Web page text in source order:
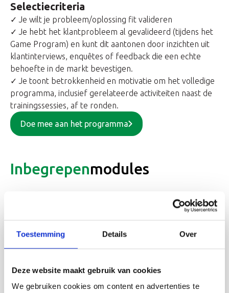
Toestemming Details Over
Deze website maakt gebruik van cookies
We gebruiken cookies om content en advertenties te
Selectiecriteria
✓ Je wilt je probleem/oplossing fit valideren
✓ Je hebt het klantprobleem al gevalideerd (tijdens het
Game Program) en kunt dit aantonen door inzichten uit
klantinterviews, enquêtes of feedback die een echte
behoefte in de markt bevestigen.
✓ Je toont betrokkenheid en motivatie om het volledige
programma, inclusief gerelateerde activiteiten naast de
trainingssessies, af te ronden.
Doe mee aan het programma
Inbegrepenmodules
AFTRAP & VOORBEREIDING
SESSION 1
In deze sessie stel je jezelf voor aan de andere deelnemers
professioneel. Daarna volgt een voorbereiding op hoe je